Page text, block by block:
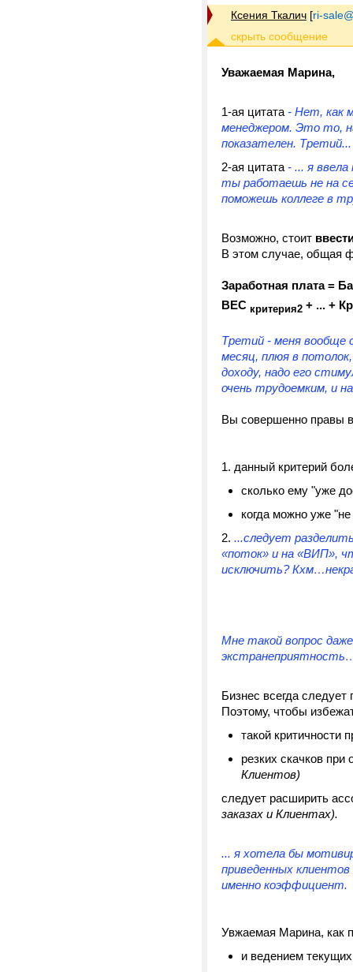
Ксения Ткалич [ri-
Уважаемая Марина,
1-ая цитата - Нет, как
менеджером. Это то,
показателен. Третий...
2-ая цитата - ... я
ты работаешь не на
поможешь коллеге в
Возможно, стоит
В этом случае, общая
Заработная плата =
ВЕС критерия2 + ... +
Третий - меня вообще
месяц, плюя в
доходу, надо его
очень трудоемким, и
Вы совершенно правы
1. данный критерий
сколько ему "уже
когда можно уже
2. ...следует
«поток» и на «ВИП»,
исключить?
Мне такой вопрос
Бизнес всегда
Поэтому, чтобы
такой критичности
резких скачков
Клиентов)
следует расширить
заказах и Клиентах).
... я хотела бы
приведенных
именно коэффициент.
Увжаемая Марина, как
и ведением